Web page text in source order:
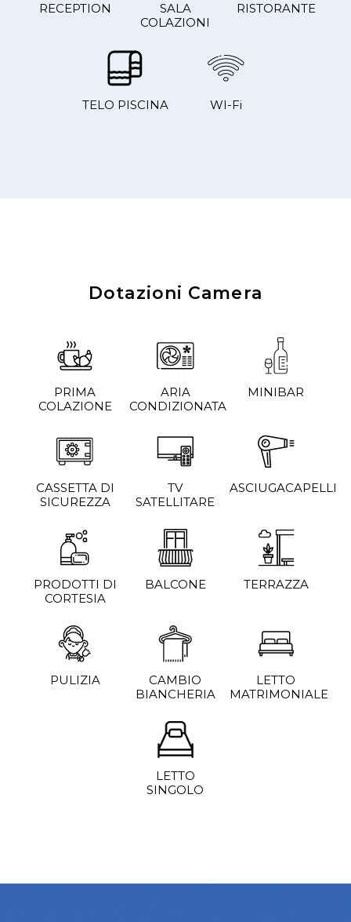
RECEPTION
SALA
COLAZIONI
RISTORANTE
TELO PISCINA WI-Fi
Dotazioni Camera
PRIMA
COLAZIONE
ARIA
CONDIZIONATA
MINIBAR
CASSETTA DI
SICUREZZA
TV
SATELLITARE
ASCIUGACAPELLI
PRODOTTI DI
CORTESIA
BALCONE TERRAZZA
PULIZIA
CAMBIO
BIANCHERIA
LETTO
MATRIMONIALE
LETTO
SINGOLO